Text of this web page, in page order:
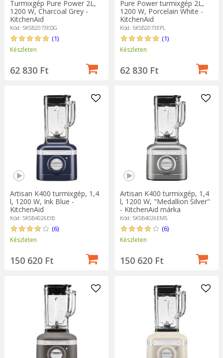
Turmixgép Pure Power 2L,
1200 W, Charcoal Grey -
KitchenAid
Kód: 5KSB2073EDG
(1)
Készleten
62 830 Ft
Pure Power turmixgép 2L,
1200 W, Porcelain White -
KitchenAid
Kód: 5KSB2073EPL
(1)
Készleten
62 830 Ft
Artisan K400 turmixgép, 1,4
l, 1200 W, Ink Blue -
KitchenAid
Kód: 5KSB4026EIB
(6)
Készleten
150 620 Ft
Artisan K400 turmixgép, 1,4
l, 1200 W, "Medallion Silver"
- KitchenAid márka
Kód: 5KSB4026EMS
(6)
Készleten
150 620 Ft